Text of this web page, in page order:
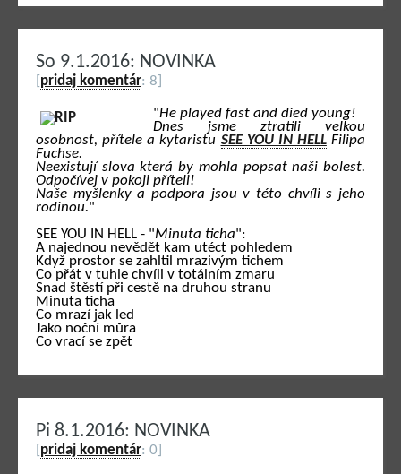
So 9.1.2016: NOVINKA
pridaj komentár: 8]
"He played fast and died young!
Dnes jsme ztratili velkou
osobnost, přítele a kytaristu SEE YOU IN HELLFilipa
Fuchse.
Neexistují slova která by mohla popsat naši bolest.
Odpočívej v pokoji příteli!
Naše myšlenky a podpora jsou v této chvíli s jeho
rodinou."
SEE YOU IN HELL - "Minuta ticha":
A najednou nevědět kam utéct pohledem
Když prostor se zahltil mrazivým tichem
Co přát v tuhle chvíli v totálním zmaru
Snad štěstí při cestě na druhou stranu
Minuta ticha
Co mrazí jak led
Jako noční můra
Co vrací se zpět
Pi 8.1.2016: NOVINKA
pridaj komentár: 0]